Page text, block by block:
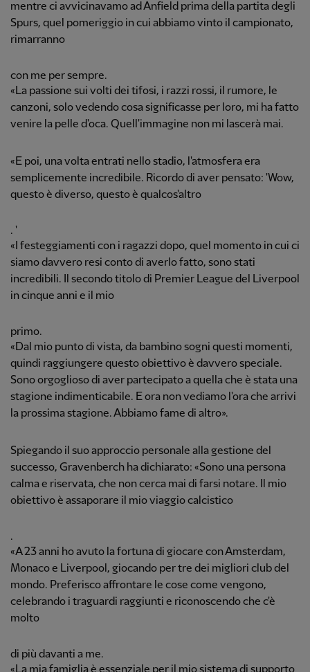
mentre ci avvicinavamo ad Anfield prima della partita degli
Spurs, quel pomeriggio in cui abbiamo vinto il campionato,
rimarranno
con me per sempre.
«La passione sui volti dei tifosi, i razzi rossi, il rumore, le
canzoni, solo vedendo cosa significasse per loro, mi ha fatto
venire la pelle d'oca. Quell'immagine non mi lascerà mai.
«E poi, una volta entrati nello stadio, l'atmosfera era
semplicemente incredibile. Ricordo di aver pensato: 'Wow,
questo è diverso, questo è qualcos'altro
. '
«I festeggiamenti con i ragazzi dopo, quel momento in cui ci
siamo davvero resi conto di averlo fatto, sono stati
incredibili. Il secondo titolo di Premier League del Liverpool
in cinque anni e il mio
primo.
«Dal mio punto di vista, da bambino sogni questi momenti,
quindi raggiungere questo obiettivo è davvero speciale.
Sono orgoglioso di aver partecipato a quella che è stata una
stagione indimenticabile. E ora non vediamo l'ora che arrivi
la prossima stagione. Abbiamo fame di altro».
Spiegando il suo approccio personale alla gestione del
successo, Gravenberch ha dichiarato: «Sono una persona
calma e riservata, che non cerca mai di farsi notare. Il mio
obiettivo è assaporare il mio viaggio calcistico
.
«A 23 anni ho avuto la fortuna di giocare con Amsterdam,
Monaco e Liverpool, giocando per tre dei migliori club del
mondo. Preferisco affrontare le cose come vengono,
celebrando i traguardi raggiunti e riconoscendo che c'è
molto
di più davanti a me.